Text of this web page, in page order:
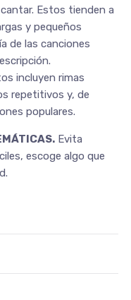
Estos tienden a
y pequeños
de las canciones
incluyen rimas
repetitivos y, de
populares.
Evita
escoge algo que